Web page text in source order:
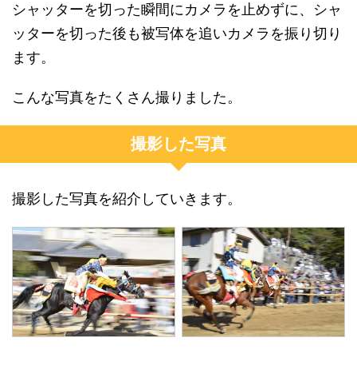
シャッターを切った瞬間にカメラを止めずに、シャ
ッターを切った後も被写体を追いカメラを振り切り
ます。
こんな写真をたくさん撮りました。
撮影した写真
撮影した写真を紹介していきます。